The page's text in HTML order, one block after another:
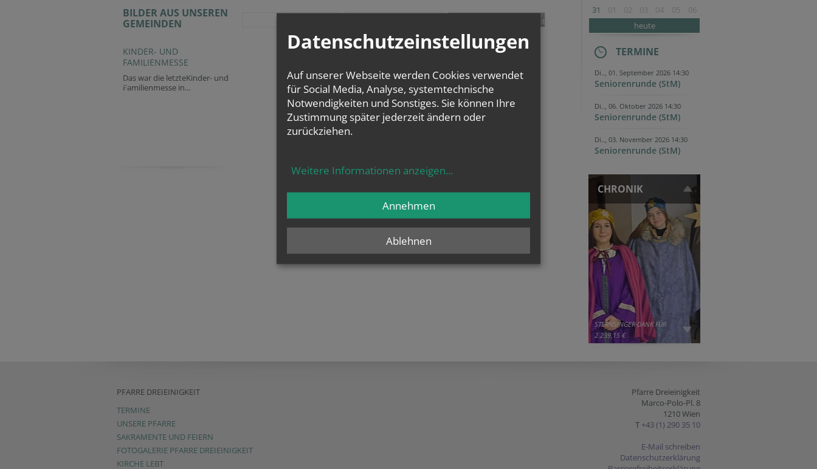
BILDER AUS UNSEREN
GEMEINDEN
KINDER- UND
FAMILIENMESSE
Das war die letzteKinder- und
Familienmesse in...
pin it
31
01 02 03 04 05
06
heute
TERMINE
Di.., 01. September 2026 14:30
Seniorenrunde (StM)
Di.., 06. Oktober 2026 14:30
Seniorenrunde (StM)
Di.., 03. November 2026 14:30
Seniorenrunde (StM)
CHRONIK
STERNSINGER-DANK FÜR
2.239,15 €
PFARRE DREIEINIGKEIT
TERMINE
UNSERE PFARRE
SAKRAMENTE UND FEIERN
FOTOGALERIE PFARRE DREIEINIGKEIT
KIRCHE LEBT
Pfarre Dreieinigkeit
Marco-Polo-Pl. 8
1210 Wien
T +43 (1) 290 35 10
E-Mail schreiben
Datenschutzerklärung
Datenschutzeinstellungen
Auf unserer Webseite werden Cookies verwendet
für Social Media, Analyse, systemtechnische
Notwendigkeiten und Sonstiges. Sie können Ihre
Zustimmung später jederzeit ändern oder
zurückziehen.
Weitere Informationen anzeigen...
Ablehnen
Annehmen